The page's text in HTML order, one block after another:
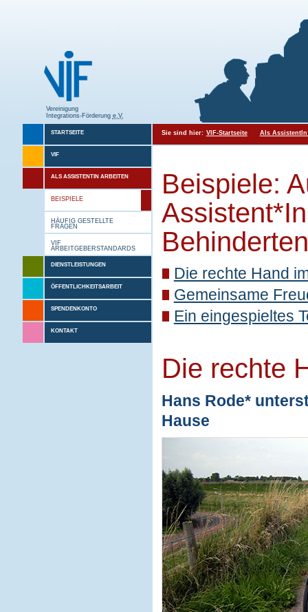
Vereinigung
Integrations-Förderung e.V.
STARTSEITE
VIF
ALS ASSISTENTIN ARBEITEN
BEISPIELE
HÄUFIG GESTELLTE
FRAGEN
VIF
ARBEITGEBERSTANDARDS
DIENSTLEISTUNGEN
ÖFFENTLICHKEITSARBEIT
SPENDENKONTO
KONTAKT
Sie sind hier: VIF-Startseite Als
Beispiele:
Die rechte Hand
Gemeinsame
Ein eingespieltes
Die rechte
Hans Rode*
Hause